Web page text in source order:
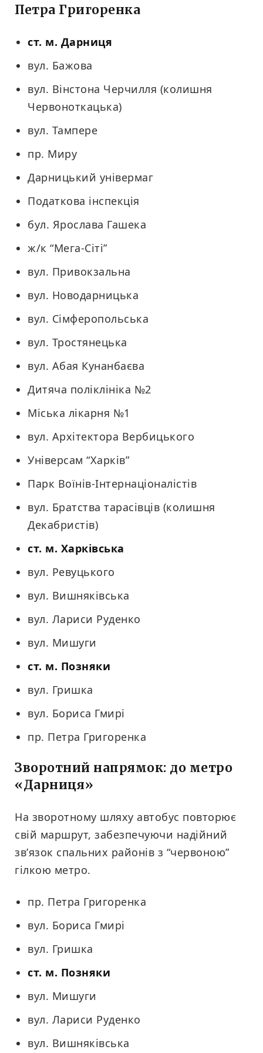
Петра Григоренка
ст. м. Дарниця
вул. Бажова
вул. Вінстона Черчилля (колишня
Червоноткацька)
вул. Тампере
пр. Миру
Дарницький універмаг
Податкова інспекція
бул. Ярослава Гашека
ж/к “Мега-Сiтi”
вул. Привокзальна
вул. Новодарницька
вул. Сімферопольська
вул. Тростянецька
вул. Абая Кунанбаєва
Дитяча поліклініка №2
Міська лікарня №1
вул. Архітектора Вербицького
Універсам “Харків”
Парк Воїнів-Інтернаціоналістів
вул. Братства тарасівців (колишня
Декабристів)
ст. м. Харківська
вул. Ревуцького
вул. Вишняківська
вул. Лариси Руденко
вул. Мишуги
ст. м. Позняки
вул. Гришка
вул. Бориса Гмирі
пр. Петра Григоренка
Зворотний напрямок: до метро
«Дарниця»
На зворотному шляху автобус повторює
свій маршрут, забезпечуючи надійний
зв’язок спальних районів з “червоною”
гілкою метро.
пр. Петра Григоренка
вул. Бориса Гмирі
вул. Гришка
ст. м. Позняки
вул. Мишуги
вул. Лариси Руденко
вул. Вишняківська